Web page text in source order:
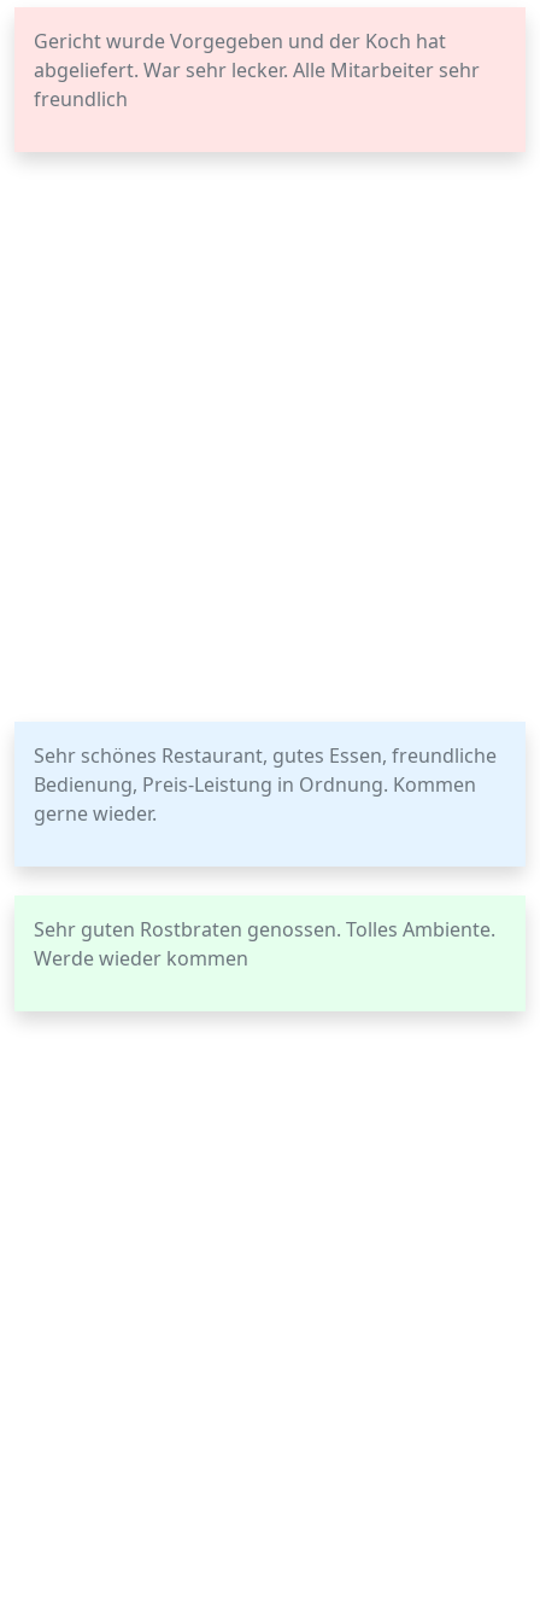
Gericht wurde Vorgegeben und der Koch hat
abgeliefert. War sehr lecker. Alle Mitarbeiter sehr
freundlich
Sehr schönes Restaurant, gutes Essen, freundliche
Bedienung, Preis-Leistung in Ordnung. Kommen
gerne wieder.
Sehr guten Rostbraten genossen. Tolles Ambiente.
Werde wieder kommen